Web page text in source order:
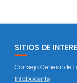
SITIOS DE
Consejo General de
InfoDocente